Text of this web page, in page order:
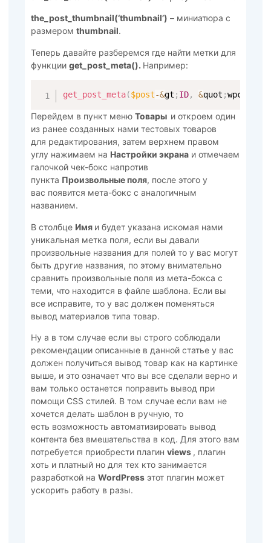
the_post_thumbnail(‘thumbnail’) – миниатюра с
размером thumbnail.
Теперь давайте разберемся где найти метки для
функции get_post_meta(). Например:
get_post_meta($post-&gt ; ID, &quot ;wpcf
Перейдем в пункт меню Товары и откроем один
из ранее созданных нами тестовых товаров
для редактирования, затем верхнем правом
углу нажимаем на Настройки экранаи отмечаем
галочкой чек-бокс напротив
пункта Произвольные поля, после этого у
вас появится мета-бокс с аналогичным
названием.
В столбце Имя и будет указана искомая нами
уникальная метка поля, если вы давали
произвольные названия для полей то у вас могут
быть другие названия, по этому внимательно
сравнить произвольные поля из мета-бокса с
теми, что находится в файле шаблона. Если вы
все исправите, то у вас должен поменяться
вывод материалов типа товар.
Ну а в том случае если вы строго соблюдали
рекомендации описанные в данной статье у вас
должен получиться вывод товар как на картинке
выше, и это означает что вы все сделали верно и
вам только останется поправить вывод при
помощи CSS стилей. В том случае если вам не
хочется делать шаблон в ручную, то
есть возможность автоматизировать вывод
контента без вмешательства в код. Для этого вам
потребуется приобрести плагин views , плагин
хоть и платный но для тех кто занимается
разработкой на WordPressэтот плагин может
ускорить работу в разы.